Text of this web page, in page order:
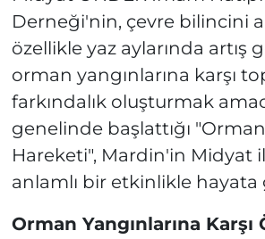
Derneği'nin, çevre bilincini
özellikle yaz aylarında artış
orman yangınlarına karşı
farkındalık oluşturmak
genelinde başlattığı
Hareketi", Mardin'in Midyat
anlamlı bir etkinlikle hayata
Orman Yangınlarına Karşı